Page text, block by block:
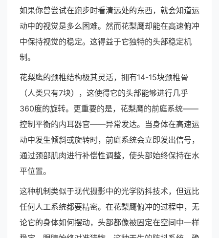
如果你曾尝试在跑步时看清远处的东西，就会知道运
动中的视觉是多么困难。然而花梨鹰却能在高速俯冲
中保持视觉的稳定。这得益于它独特的头部稳定机
制。
花梨鹰的颈椎结构极其灵活，拥有14-15块颈椎骨
（人类只有7块），这使得它的头部能够进行几乎
360度的旋转。更重要的是，花梨鹰的前庭系统——
控制平衡的内耳器官——异常发达。当身体在高速运
动中发生倾斜或旋转时，前庭系统会立即发出信号，
通过颈部肌肉进行补偿性调整，使头部始终保持在水
平位置。
这种机制类似于现代摄影中的光学防抖技术，但远比
任何人工系统都要精密。在花梨鹰俯冲的过程中，无
论它的身体如何摆动，头部都像被固定在空间中一样